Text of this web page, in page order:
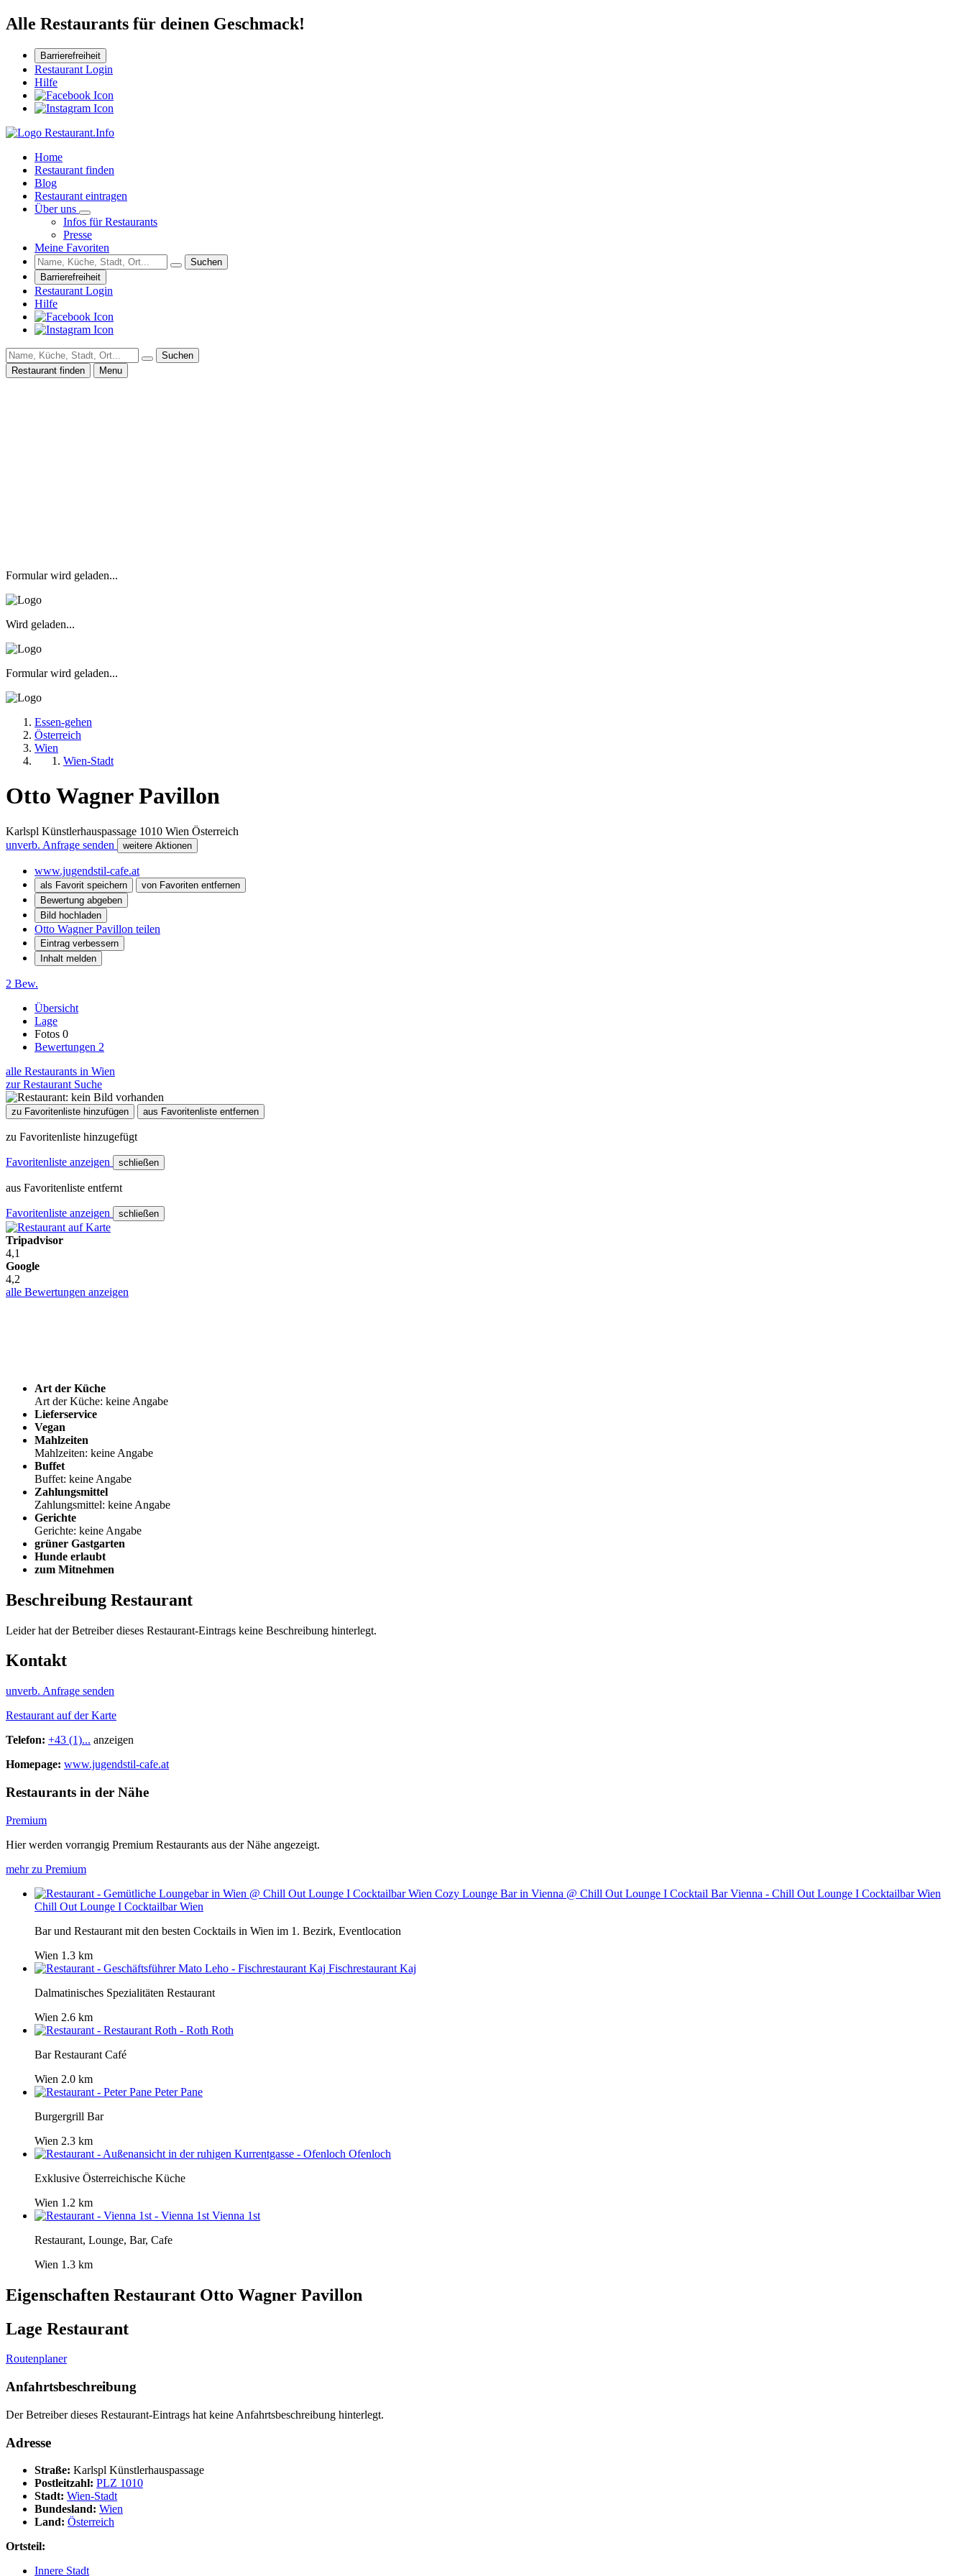
Alle Restaurants für deinen Geschmack!
Barrierefreiheit
Restaurant Login
Hilfe
Home
Restaurant finden
Blog
Restaurant eintragen
Über uns
Infos für Restaurants
Presse
Meine Favoriten
Suchen
Barrierefreiheit
Restaurant Login
Hilfe
Suchen
Restaurant finden
Menu
Formular wird geladen...
Wird geladen...
Formular wird geladen...
Essen-gehen
Österreich
Wien
Wien-Stadt
Otto Wagner Pavillon
Karlspl Künstlerhauspassage 1010 Wien Österreich
unverb. Anfrage senden
weitere Aktionen
www.jugendstil-cafe.at
als Favorit speichern
von Favoriten entfernen
Bewertung abgeben
Bild hochladen
Otto Wagner Pavillon teilen
Eintrag verbessern
Inhalt melden
2 Bew.
Übersicht
Lage
Fotos 0
Bewertungen 2
alle Restaurants in Wien
zur Restaurant Suche
zu Favoritenliste hinzufügen aus Favoritenliste entfernen
zu Favoritenliste hinzugefügt
Favoritenliste anzeigen schließen
aus Favoritenliste entfernt
Favoritenliste anzeigen schließen
Tripadvisor
4,1
Google
4,2
alle Bewertungen anzeigen
Art der Küche
Art der Küche: keine Angabe
Lieferservice
Vegan
Mahlzeiten
Mahlzeiten: keine Angabe
Buffet
Buffet: keine Angabe
Zahlungsmittel
Zahlungsmittel: keine Angabe
Gerichte
Gerichte: keine Angabe
grüner Gastgarten
Hunde erlaubt
zum Mitnehmen
Beschreibung Restaurant
Leider hat der Betreiber dieses Restaurant-Eintrags keine Beschreibung hinterlegt.
Kontakt
unverb. Anfrage senden
Restaurant auf der Karte
Telefon: +43 (1)... anzeigen
Homepage: www.jugendstil-cafe.at
Restaurants in der Nähe
Premium
Hier werden vorrangig Premium Restaurants aus der Nähe angezeigt.
mehr zu Premium
Chill Out Lounge I Cocktailbar Wien
Bar und Restaurant mit den besten Cocktails in Wien im 1. Bezirk, Eventlocation
Wien 1.3 km
Fischrestaurant Kaj
Dalmatinisches Spezialitäten Restaurant
Wien 2.6 km
Roth
Bar Restaurant Café
Wien 2.0 km
Peter Pane
Burgergrill Bar
Wien 2.3 km
Ofenloch
Exklusive Österreichische Küche
Wien 1.2 km
Vienna 1st
Restaurant, Lounge, Bar, Cafe
Wien 1.3 km
Eigenschaften Restaurant Otto Wagner Pavillon
Lage Restaurant
Routenplaner
Anfahrtsbeschreibung
Der Betreiber dieses Restaurant-Eintrags hat keine Anfahrtsbeschreibung hinterlegt.
Adresse
Straße: Karlspl Künstlerhauspassage
Postleitzahl: PLZ 1010
Stadt: Wien-Stadt
Bundesland: Wien
Land: Österreich
Ortsteil:
Innere Stadt